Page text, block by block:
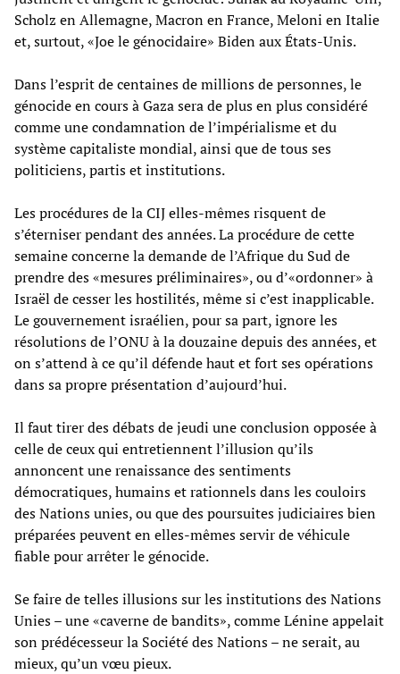
Scholz en Allemagne, Macron en France, Meloni en Italie
et, surtout, «Joe le génocidaire» Biden aux États-Unis.
Dans l’esprit de centaines de millions de personnes, le
génocide en cours à Gaza sera de plus en plus considéré
comme une condamnation de l’impérialisme et du
système capitaliste mondial, ainsi que de tous ses
politiciens, partis et institutions.
Les procédures de la CIJ elles-mêmes risquent de
s’éterniser pendant des années. La procédure de cette
semaine concerne la demande de l’Afrique du Sud de
prendre des «mesures préliminaires», ou d’«ordonner» à
Israël de cesser les hostilités, même si c’est inapplicable.
Le gouvernement israélien, pour sa part, ignore les
résolutions de l’ONU à la douzaine depuis des années, et
on s’attend à ce qu’il défende haut et fort ses opérations
dans sa propre présentation d’aujourd’hui.
Il faut tirer des débats de jeudi une conclusion opposée à
celle de ceux qui entretiennent l’illusion qu’ils
annoncent une renaissance des sentiments
démocratiques, humains et rationnels dans les couloirs
des Nations unies, ou que des poursuites judiciaires bien
préparées peuvent en elles-mêmes servir de véhicule
fiable pour arrêter le génocide.
Se faire de telles illusions sur les institutions des Nations
Unies – une «caverne de bandits», comme Lénine appelait
son prédécesseur la Société des Nations – ne serait, au
mieux, qu’un vœu pieux.